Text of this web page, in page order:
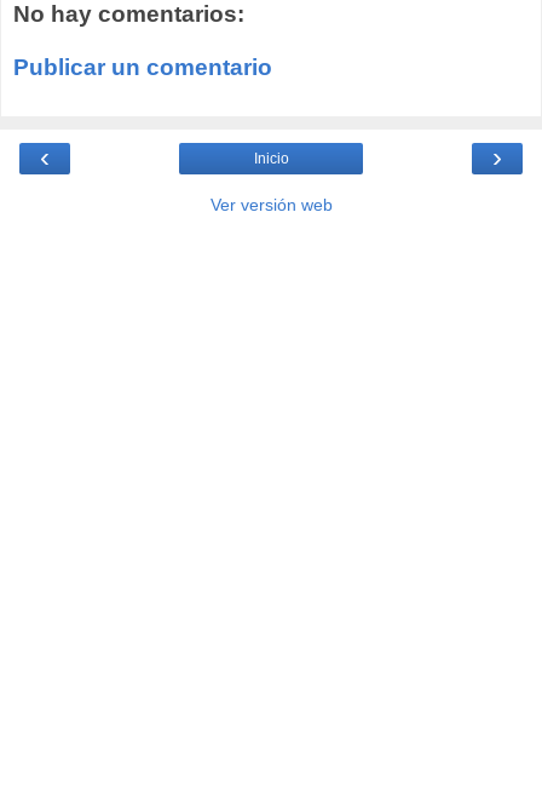
No hay comentarios:
Publicar un comentario
‹ ›
Inicio
Ver versión web